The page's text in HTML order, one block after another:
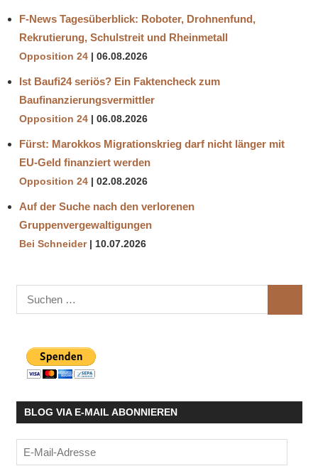
F-News Tagesüberblick: Roboter, Drohnenfund,
Rekrutierung, Schulstreit und Rheinmetall
Opposition 24 06.08.2026
Ist Baufi24 seriös? Ein Faktencheck zum
Baufinanzierungsvermittler
Opposition 24 06.08.2026
Fürst: Marokkos Migrationskrieg darf nicht länger mit
EU-Geld finanziert werden
Opposition 24 02.08.2026
Auf der Suche nach den verlorenen
Gruppenvergewaltigungen
Bei Schneider 10.07.2026
Suchen
nach:
BLOG VIA E-MAIL ABONNIEREN
E-